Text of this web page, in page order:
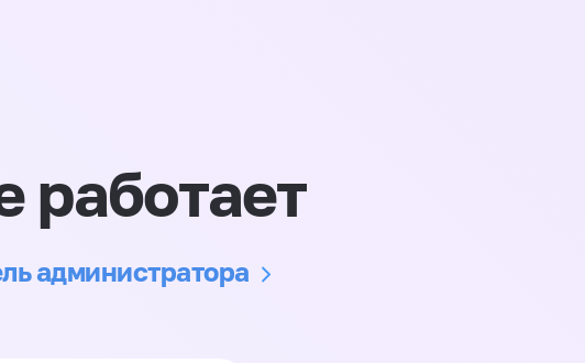
работает
администратора